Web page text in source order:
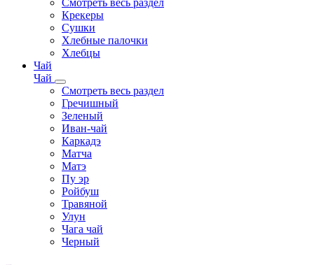
Смотреть весь раздел
Крекеры
Сушки
Хлебные палочки
Хлебцы
Чай
Чай
Смотреть весь раздел
Гречишный
Зеленый
Иван-чай
Каркадэ
Матча
Матэ
Пу эр
Ройбуш
Травяной
Улун
Чага чай
Черный